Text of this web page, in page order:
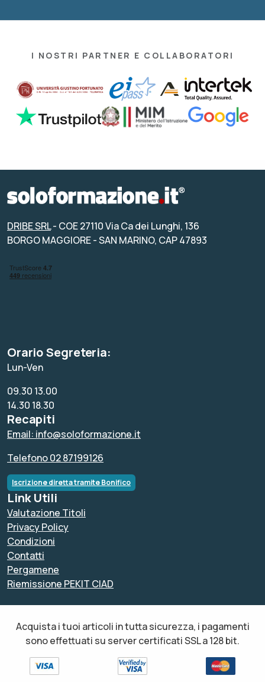
I NOSTRI PARTNER E COLLABORATORI
DRIBE SRL- COE 27110 Via Ca dei Lunghi, 136
BORGO MAGGIORE - SAN MARINO, CAP 47893
Orario Segreteria:
Lun-Ven
09.30 13.00
14.30 18.30
Recapiti
Email: info@soloformazione.it
Telefono 02 87199126
Iscrizione diretta tramite Bonifico
Link Utili
Valutazione Titoli
Privacy Policy
Condizioni
Contatti
Pergamene
Riemissione PEKIT CIAD
Acquista i tuoi articoli in tutta sicurezza, i pagamenti
sono effettuati su server certificati SSL a 128 bit.